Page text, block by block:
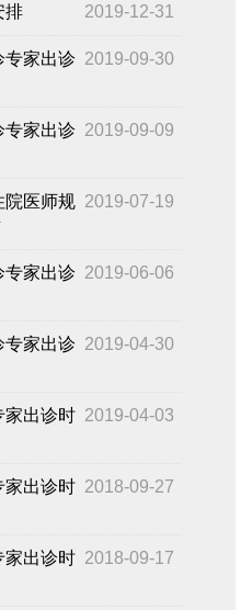
2019-12-31
排
2019-09-30
专家出诊
2019-09-09
专家出诊
2019-07-19
院医师规
2019-06-06
专家出诊
2019-04-30
专家出诊
2019-04-03
家出诊时
2018-09-27
家出诊时
2018-09-17
家出诊时